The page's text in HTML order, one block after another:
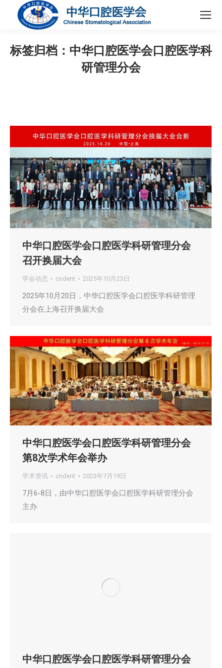
标签归档： 中华口腔医学会口腔医学科
研管理分会
中华口腔医学会口腔医学科研管理分会
召开换届大会
学会动态 cndent 2025年10月23日
2025年10月20日，中华口腔医学会口腔医学科研管理
分会在上海召开换届大会
中华口腔医学会口腔医学科研管理分会
第8次学术年会举办
学术资讯 cndent 2023年7月19日
7月6-8日，由中华口腔医学会口腔医学科研管理分会
主办
中华口腔医学会口腔医学科研管理分会